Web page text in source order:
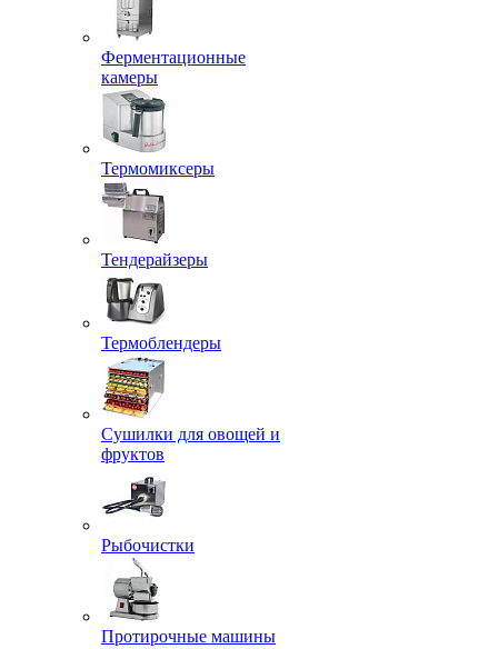
Ферментационные
камеры
Термомиксеры
Тендерайзеры
Термоблендеры
Сушилки для овощей и
фруктов
Рыбочистки
Протирочные машины